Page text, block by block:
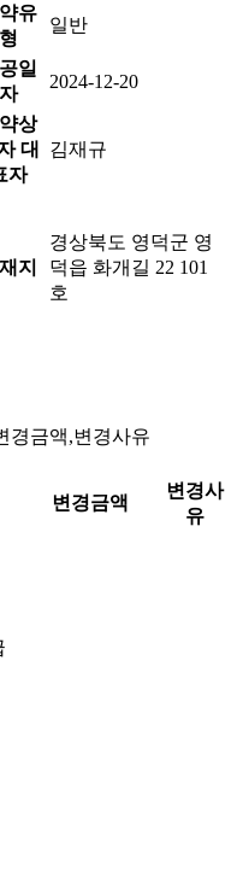
유
형
일반
일
자
2024-12-20
상
대
자
김재규
지
경상북도 영덕군 영
덕읍 화개길 22 101
호
경금액,변경사유
변경금액
변경사
유